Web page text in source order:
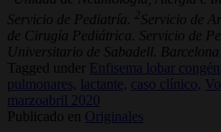
Servicio de Pediatría.
2 Servicio de
de Cirugía Pediátrica. Servicio de
Universitario de Sabadell. Barcelona
Tagged under
Enfisema lobar
pulmonares,
lactante, caso clínico,
marzoabril 2020
Publicado en
Originales